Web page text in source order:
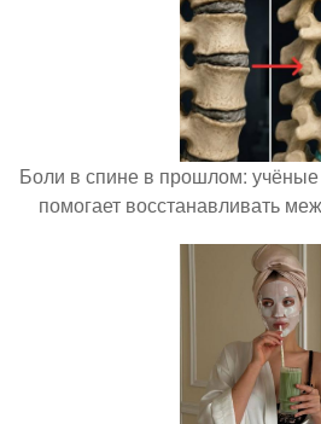
Боли в спине в прошлом: учёные
помогает восстанавливать